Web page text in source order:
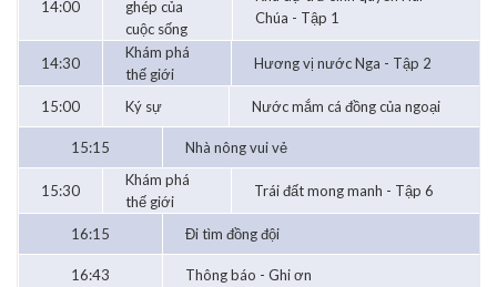
14:00
ghép của
cuộc sống
Chúa - Tập 1
14:30
Khám phá
thế giới
Hương vị nước Nga - Tập 2
15:00 Ký sự Nước mắm cá đồng của ngoại
15:15 Nhà nông vui vẻ
15:30
Khám phá
thế giới
Trái đất mong manh - Tập 6
16:15 Đi tìm đồng đội
16:43 Thông báo - Ghi ơn